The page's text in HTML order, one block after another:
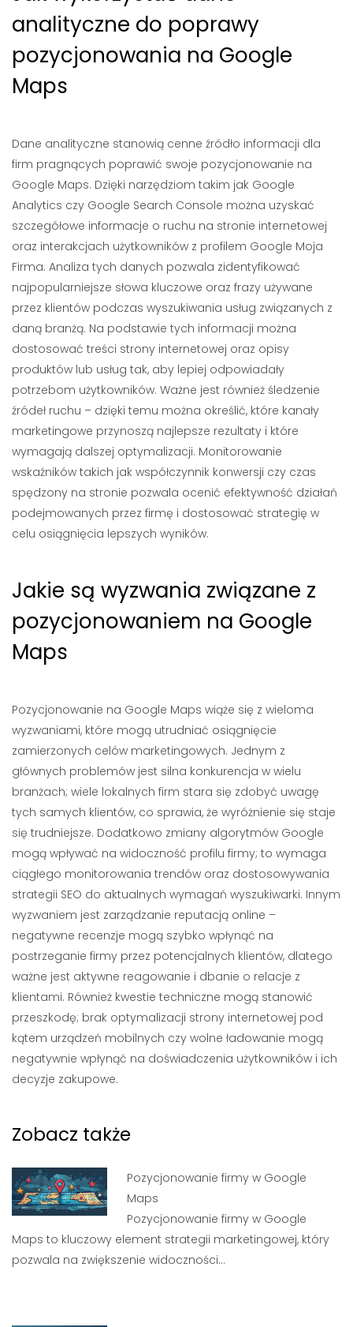
analityczne do poprawy
pozycjonowania na Google
Maps
Dane analityczne stanowią cenne źródło informacji dla
firm pragnących poprawić swoje pozycjonowanie na
Google Maps. Dzięki narzędziom takim jak Google
Analytics czy Google Search Console można uzyskać
szczegółowe informacje o ruchu na stronie internetowej
oraz interakcjach użytkowników z profilem Google Moja
Firma. Analiza tych danych pozwala zidentyfikować
najpopularniejsze słowa kluczowe oraz frazy używane
przez klientów podczas wyszukiwania usług związanych z
daną branżą. Na podstawie tych informacji można
dostosować treści strony internetowej oraz opisy
produktów lub usług tak, aby lepiej odpowiadały
potrzebom użytkowników. Ważne jest również śledzenie
źródeł ruchu – dzięki temu można określić, które kanały
marketingowe przynoszą najlepsze rezultaty i które
wymagają dalszej optymalizacji. Monitorowanie
wskaźników takich jak współczynnik konwersji czy czas
spędzony na stronie pozwala ocenić efektywność działań
podejmowanych przez firmę i dostosować strategię w
celu osiągnięcia lepszych wyników.
Jakie są wyzwania związane z
pozycjonowaniem na Google
Maps
Pozycjonowanie na Google Maps wiąże się z wieloma
wyzwaniami, które mogą utrudniać osiągnięcie
zamierzonych celów marketingowych. Jednym z
głównych problemów jest silna konkurencja w wielu
branżach; wiele lokalnych firm stara się zdobyć uwagę
tych samych klientów, co sprawia, że wyróżnienie się staje
się trudniejsze. Dodatkowo zmiany algorytmów Google
mogą wpływać na widoczność profilu firmy; to wymaga
ciągłego monitorowania trendów oraz dostosowywania
strategii SEO do aktualnych wymagań wyszukiwarki. Innym
wyzwaniem jest zarządzanie reputacją online –
negatywne recenzje mogą szybko wpłynąć na
postrzeganie firmy przez potencjalnych klientów, dlatego
ważne jest aktywne reagowanie i dbanie o relacje z
klientami. Również kwestie techniczne mogą stanowić
przeszkodę; brak optymalizacji strony internetowej pod
kątem urządzeń mobilnych czy wolne ładowanie mogą
negatywnie wpłynąć na doświadczenia użytkowników i ich
decyzje zakupowe.
Zobacz także
Pozycjonowanie firmy w Google
Maps
Pozycjonowanie firmy w Google
Maps to kluczowy element strategii marketingowej, który
pozwala na zwiększenie widoczności…